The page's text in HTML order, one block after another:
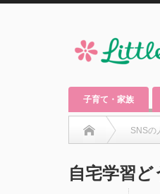
子育て・家族
SNSの
自宅学習